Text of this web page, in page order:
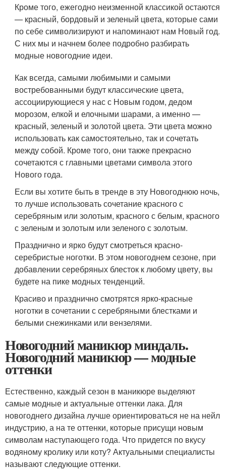
Кроме того, ежегодно неизменной классикой остаются
— красный, бордовый и зеленый цвета, которые сами
по себе символизируют и напоминают нам Новый год.
С них мы и начнем более подробно разбирать
модные новогодние идеи.
Как всегда, самыми любимыми и самыми
востребованными будут классические цвета,
ассоциирующиеся у нас с Новым годом, дедом
морозом, елкой и елочными шарами, а именно —
красный, зеленый и золотой цвета. Эти цвета можно
использовать как самостоятельно, так и сочетать
между собой. Кроме того, они также прекрасно
сочетаются с главными цветами символа этого
Нового года.
Если вы хотите быть в тренде в эту Новогоднюю ночь,
то лучше использовать сочетание красного с
серебряным или золотым, красного с белым, красного
с зеленым и золотым или зеленого с золотым.
Празднично и ярко будут смотреться красно-
серебристые ноготки. В этом новогоднем сезоне, при
добавлении серебряных блесток к любому цвету, вы
будете на пике модных тенденций.
Красиво и празднично смотрятся ярко-красные
ноготки в сочетании с серебряными блестками и
белыми снежинками или вензелями.
Новогодний маникюр миндаль.
Новогодний маникюр — модные
оттенки
Естественно, каждый сезон в маникюре выделяют
самые модные и актуальные оттенки лака. Для
новогоднего дизайна лучше ориентироваться не на нейл
индустрию, а на те оттенки, которые присущи новым
символам наступающего года. Что придется по вкусу
водяному кролику или коту? Актуальными специалисты
называют следующие оттенки.